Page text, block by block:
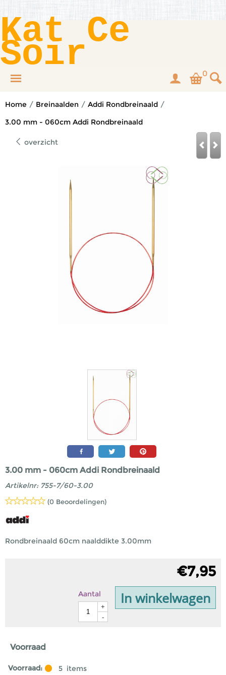
Kat Ce
Soir 0
Home / Breinaalden / Addi Rondbreinaald /
3.00 mm - 060cm Addi Rondbreinaald
overzicht
3.00 mm - 060cm Addi Rondbreinaald
Artikelnr: 755-7/60-3.00
(0 Beoordelingen)
Rondbreinaald 60cm naalddikte 3.00mm
€7,95
Aantal
+
-
In winkelwagen
Voorraad
Voorraad: 5 items